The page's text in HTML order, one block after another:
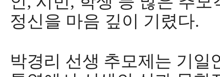
정신을 마음 깊이 기렸다.
박경리 선생 추모제는 기일